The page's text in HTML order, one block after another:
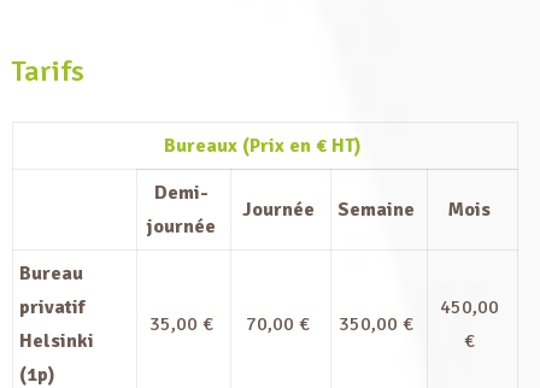
Tarifs
Bureaux (Prix en € HT)
Demi-
journée
Journée Semaine Mois
Bureau
privatif
Helsinki
(1p)
35,00 € 70,00 € 350,00 €
450,00
€